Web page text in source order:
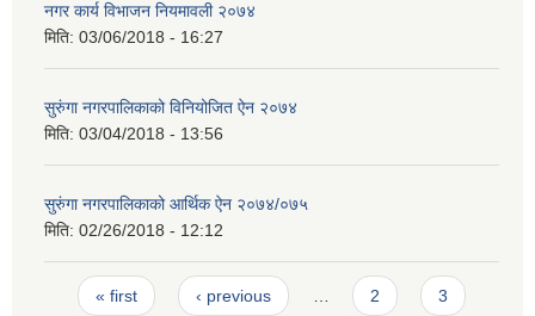
नगर कार्य विभाजन नियमावली २०७४
मिति: 03/06/2018 - 16:27
सुरुंगा नगरपालिकाको विनियोजित ऐन २०७४
मिति: 03/04/2018 - 13:56
सुरुंगा नगरपालिकाको आर्थिक ऐन २०७४/०७५
मिति: 02/26/2018 - 12:12
Pages
« first ‹ previous 2 3